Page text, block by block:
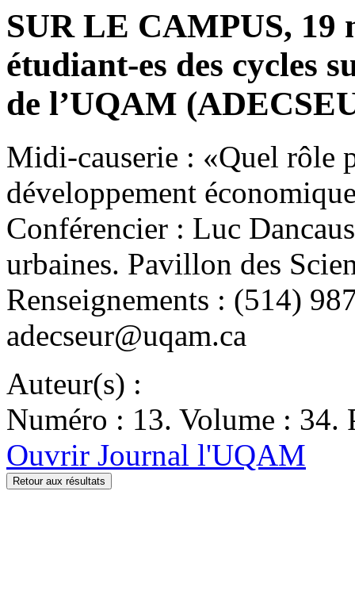
SUR LE CAMPUS, 19
étudiant-es des cycles
de l’UQAM
Midi-causerie : «Quel rôle
développement
Conférencier : Luc
urbaines. Pavillon des
Renseignements : (514)
adecseur@uqam.ca
Auteur(s) :
Numéro : 13. Volume : 34.
Ouvrir Journal l'UQAM
Retour aux résultats